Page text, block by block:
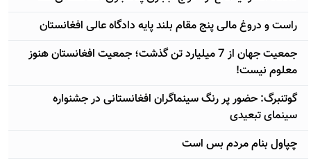
راست و دروغ مالی پنج مقام بلند پایه دادگاه عالی افغانستان
جمعیت جهان از 7 میلیارد تن گذشت؛ جمعیت افغانستان هنوز
معلوم نیست!
گوتنبرگ: حضور پر رنگ سینماگران افغانستانی در جشنواره
سینمای تبعیدی
چپاول بنام مردم بس است